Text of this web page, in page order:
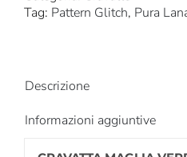
Tag: Pattern Glitch, Pura
Descrizione
Informazioni aggiuntive